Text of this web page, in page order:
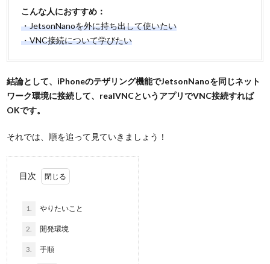
こんな人におすすめ：
・JetsonNanoを外に持ち出して使いたい
・VNC接続について学びたい
結論として、iPhoneのテザリング機能でJetsonNanoを同じネット
ワーク環境に接続して、realVNCというアプリでVNC接続すれば
OKです。
それでは、順を追って見ていきましょう！
目次
1. やりたいこと
2. 開発環境
3. 手順